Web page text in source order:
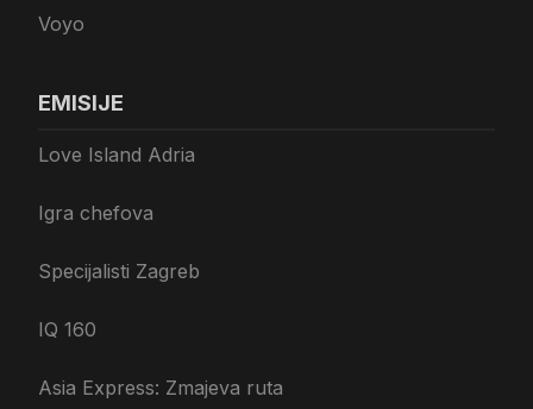
Voyo
EMISIJE
Love Island Adria
Igra chefova
Specijalisti Zagreb
IQ 160
Asia Express: Zmajeva ruta